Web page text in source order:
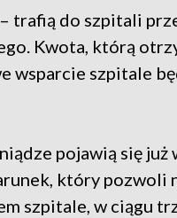
trafią do szpitali
Kwota, którą
wsparcie szpitale
pojawią się
który pozwoli
szpitale, w ciągu